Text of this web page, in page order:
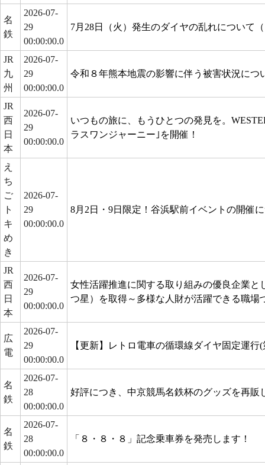
名
鉄
2026-07-
29
00:00:00.0
7月28日（火）発生のダイヤの乱れについて
JR
九
州
2026-07-
29
00:00:00.0
令和８年熊本地震の影響に伴う被害状況につ
JR
西
日
本
2026-07-
29
00:00:00.0
いつもの旅に、もうひとつの発見を。
ラスワンジャーニー｣を開催！
え
ち
ご
ト
キ
め
き
2026-07-
29
00:00:00.0
8月2日・9日限定！谷浜駅前イベントの開催
JR
西
日
本
2026-07-
29
00:00:00.0
女性活躍推進に関する取り組みの優良企業と
つ星）を取得～多様な人財が活躍できる職場
広
電
2026-07-
29
00:00:00.0
【更新】レトロ電車の循環線ダイヤ固定運行
名
鉄
2026-07-
28
00:00:00.0
好評につき、中京競馬名鉄杯のグッズを再販
名
鉄
2026-07-
28
00:00:00.0
「８・８・８」記念乗車券を発売します！